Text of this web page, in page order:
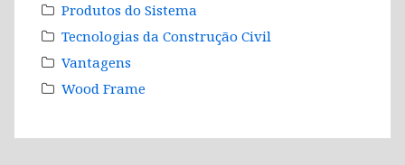
Produtos do Sistema
Tecnologias da Construção Civil
Vantagens
Wood Frame